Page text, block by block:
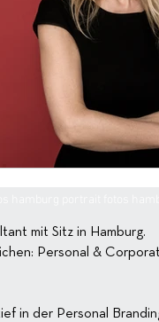
mit Sitz in Hamburg.
Personal &
in der Personal